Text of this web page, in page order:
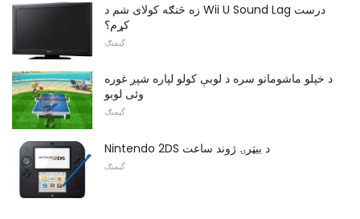
زه څنګه کولای شم د Wii U Sound Lag درست
کړم؟
گیمنګ
د خپلو ماشومانو سره د لوبې کولو لپاره شپږ غوره
وئی لوبو
گیمنګ
Nintendo 2DS د بیټرۍ ژوند ساعت
گیمنګ